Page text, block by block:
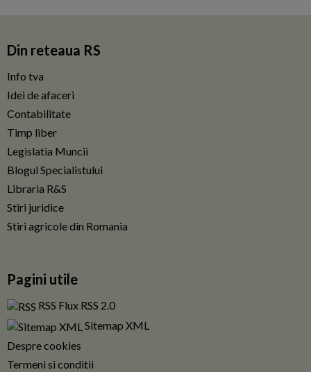
Din reteaua RS
Info tva
Idei de afaceri
Contabilitate
Timp liber
Legislatia Muncii
Blogul Specialistului
Libraria R&S
Stiri juridice
Stiri agricole din Romania
Pagini utile
RSS Flux RSS 2.0
Sitemap XML
Despre cookies
Termeni si conditii